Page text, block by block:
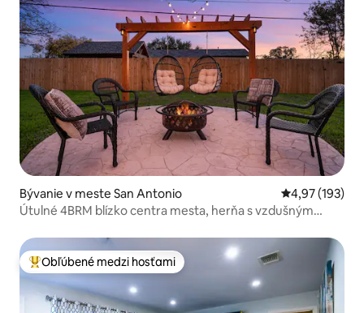
Bývanie v meste San Antonio Priemerné
4,97 (193)
Útulné 4BRM blízko centra mesta, herňa s vzdušným
Najobľúbenejšie medzi hosťami
Obľúbené medzi hosťami